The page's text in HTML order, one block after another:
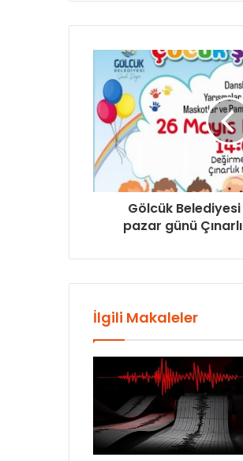
Gölcük
pazar günü
İlgili Makaleler